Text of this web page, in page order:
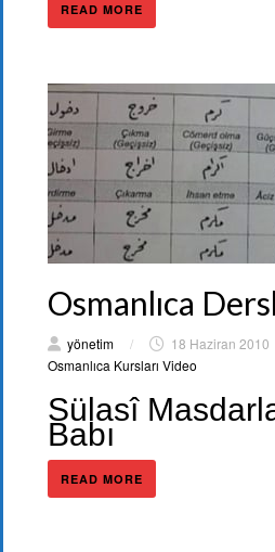
READ MORE
Osmanlıca
yönetim / 18 Haziran 2010
Osmanlıca Kursları Video
Sülasî
Babı
READ MORE